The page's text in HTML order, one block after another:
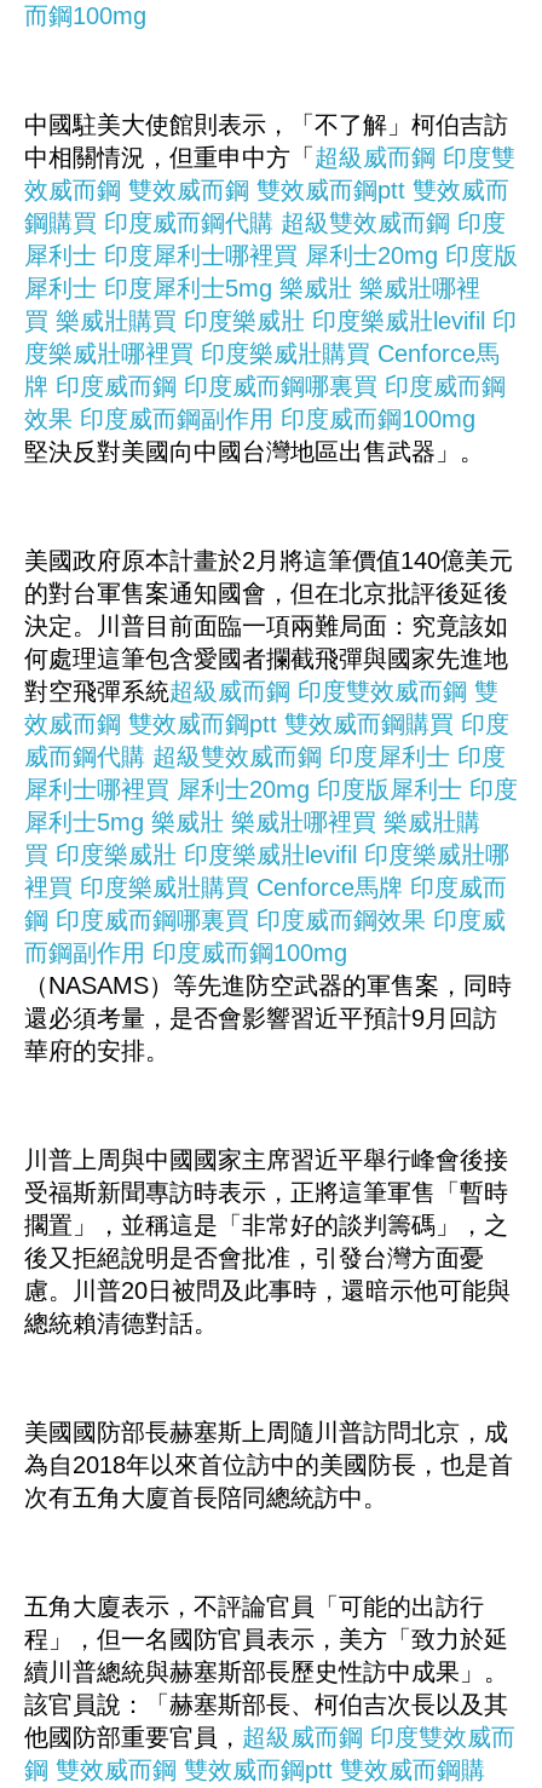
而鋼100mg
中國駐美大使館則表示，「不了解」柯伯吉訪
中相關情況，但重申中方「 超級威而鋼 印度雙
效威而鋼 雙效威而鋼 雙效威而鋼ptt 雙效威而
鋼購買 印度威而鋼代購 超級雙效威而鋼 印度
犀利士 印度犀利士哪裡買 犀利士20mg 印度版
犀利士 印度犀利士5mg 樂威壯 樂威壯哪裡
買 樂威壯購買 印度樂威壯 印度樂威壯levifil 印
度樂威壯哪裡買 印度樂威壯購買 Cenforce馬
牌 印度威而鋼 印度威而鋼哪裏買 印度威而鋼
效果 印度威而鋼副作用 印度威而鋼100mg
堅決反對美國向中國台灣地區出售武器」。
美國政府原本計畫於2月將這筆價值140億美元
的對台軍售案通知國會，但在北京批評後延後
決定。川普目前面臨一項兩難局面：究竟該如
何處理這筆包含愛國者攔截飛彈與國家先進地
對空飛彈系統超級威而鋼 印度雙效威而鋼 雙
效威而鋼 雙效威而鋼ptt 雙效威而鋼購買 印度
威而鋼代購 超級雙效威而鋼 印度犀利士 印度
犀利士哪裡買 犀利士20mg 印度版犀利士 印度
犀利士5mg 樂威壯 樂威壯哪裡買 樂威壯購
買 印度樂威壯 印度樂威壯levifil 印度樂威壯哪
裡買 印度樂威壯購買 Cenforce馬牌 印度威而
鋼 印度威而鋼哪裏買 印度威而鋼效果 印度威
而鋼副作用 印度威而鋼100mg
（NASAMS）等先進防空武器的軍售案，同時
還必須考量，是否會影響習近平預計9月回訪
華府的安排。
川普上周與中國國家主席習近平舉行峰會後接
受福斯新聞專訪時表示，正將這筆軍售「暫時
擱置」，並稱這是「非常好的談判籌碼」，之
後又拒絕說明是否會批准，引發台灣方面憂
慮。川普20日被問及此事時，還暗示他可能與
總統賴清德對話。
美國國防部長赫塞斯上周隨川普訪問北京，成
為自2018年以來首位訪中的美國防長，也是首
次有五角大廈首長陪同總統訪中。
五角大廈表示，不評論官員「可能的出訪行
程」，但一名國防官員表示，美方「致力於延
續川普總統與赫塞斯部長歷史性訪中成果」。
該官員說：「赫塞斯部長、柯伯吉次長以及其
他國防部重要官員， 超級威而鋼 印度雙效威而
鋼 雙效威而鋼 雙效威而鋼ptt 雙效威而鋼購